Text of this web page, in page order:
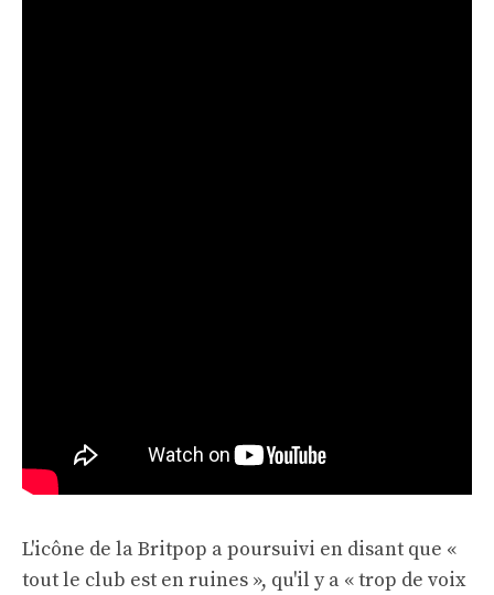
L'icône de la Britpop a poursuivi en disant que «
tout le club est en ruines », qu'il y a « trop de voix